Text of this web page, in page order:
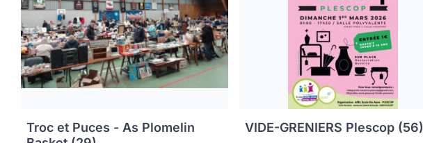
Troc et Puces - As Plomelin
VIDE-GRENIERS Plescop (56)